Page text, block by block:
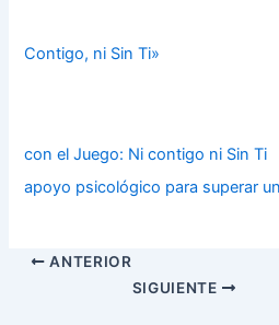
Contigo, ni Sin Ti»
con el Juego: Ni contigo ni Sin Ti
apoyo psicológico para superar
ANTERIOR
SIGUIENTE